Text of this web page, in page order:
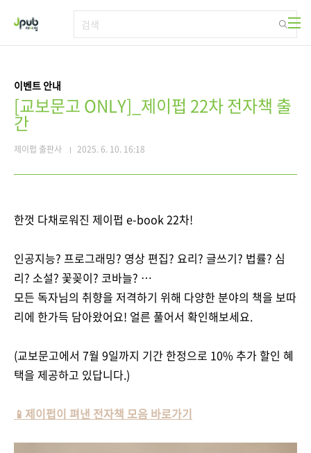
이벤트 안내
[교보문고 ONLY]_제이펍 22차 전자책 출
간
제이펍 출판사 2025. 6. 10. 16:18
한껏 다채로워진 제이펍 e-book 22차!
인공지능? 프로그래밍? 영상 편집? 요리? 글쓰기? 법률? 심
리? 소설? 꽃꽂이? 코바늘? …
모든 독자님의 취향을 저격하기 위해 다양한 분야의 책을 보따
리에 한가득 담아왔어요! 얼른 풀어서 확인해보세요.
(교보문고에서 7월 9일까지 기간 한정으로 10% 추가 할인 혜
택을 제공하고 있답니다.)
📱제이펍이 펴낸 전자책 모음 바로가기